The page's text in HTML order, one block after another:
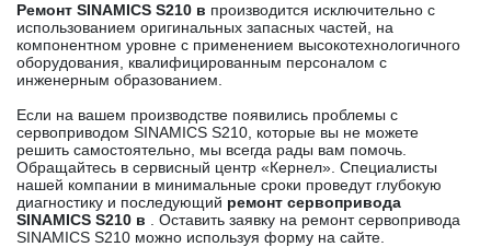
Ремонт SINAMICS S210 в производится исключительно с
использованием оригинальных запасных частей, на
компонентном уровне с применением высокотехнологичного
оборудования, квалифицированным персоналом с
инженерным образованием.
Если на вашем производстве появились проблемы с
сервоприводом SINAMICS S210, которые вы не можете
решить самостоятельно, мы всегда рады вам помочь.
Обращайтесь в сервисный центр «Кернел». Специалисты
нашей компании в минимальные сроки проведут глубокую
диагностику и последующий ремонт сервопривода
SINAMICS S210 в
. Оставить заявку на ремонт сервопривода
SINAMICS S210 можно используя форму на сайте.